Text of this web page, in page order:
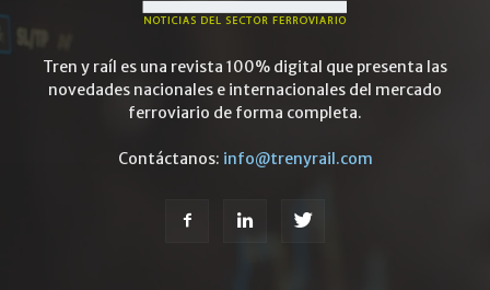
Tren y raíl es una revista 100% digital que presenta las
novedades nacionales e internacionales del mercado
ferroviario de forma completa.
Contáctanos: info@trenyrail.com